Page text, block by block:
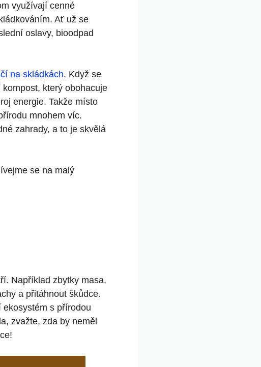
využívají cenné
Ať už se
oslavy, bioodpad
na skládkách. Když se
který obohacuje
energie. Takže místo
mnohem víc.
zahrady, a to je skvělá
se na malý
Například zbytky masa,
a přitáhnout škůdce.
s přírodou
zvažte, zda by neměl